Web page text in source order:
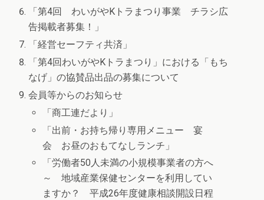
「第4回 わいがやKトラまつり事業 チラシ広
告掲載者募集！」
「経営セーフティ共済」
「第4回わいがやKトラまつり」における「もち
なげ」の協賛品出品の募集について
会員等からのお知らせ
「商工連だより」
「出前・お持ち帰り専用メニュー 宴
会 お昼のおもてなしランチ」
「労働者50人未満の小規模事業者の方へ
～ 地域産業保健センターを利用してい
ますか？ 平成26年度健康相談開設日程